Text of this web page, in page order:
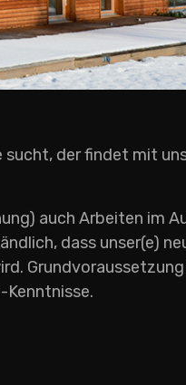
der findet mit
auch Arbeiten im
dass unser(e)